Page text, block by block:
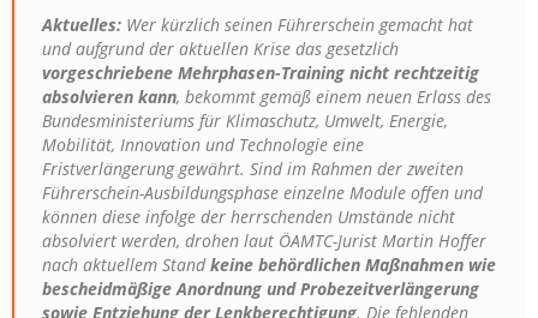
Aktuelles: Wer kürzlich seinen Führerschein gemacht hat
und aufgrund der aktuellen Krise das gesetzlich
vorgeschriebene Mehrphasen-Training nicht rechtzeitig
absolvieren kann, bekommt gemäß einem neuen Erlass des
Bundesministeriums für Klimaschutz, Umwelt, Energie,
Mobilität, Innovation und Technologie eine
Fristverlängerung gewährt. Sind im Rahmen der zweiten
Führerschein-Ausbildungsphase einzelne Module offen und
können diese infolge der herrschenden Umstände nicht
absolviert werden, drohen laut ÖAMTC-Jurist Martin Hoffer
nach aktuellem Standkeine behördlichen Maßnahmen wie
bescheidmäßige Anordnung und Probezeitverlängerung
sowie Entziehung der Lenkberechtigung. Die fehlenden